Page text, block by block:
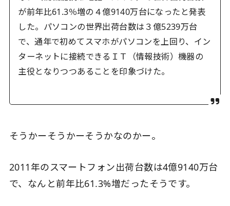
が前年比61.3％増の４億9140万台になったと発表
した。パソコンの世界出荷台数は３億5239万台
で、通年で初めてスマホがパソコンを上回り、イン
ターネットに接続できるＩＴ（情報技術）機器の
主役となりつつあることを印象づけた。
そうかーそうかーそうかなのかー。
2011年のスマートフォン出荷台数は4億9140万台
で、なんと前年比61.3%増だったそうです。